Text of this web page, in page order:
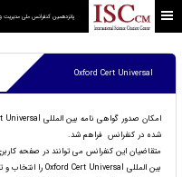
پانزدهمین کنفرانس ملی مدیریت
Oxford Cert Universal
شده در کنفرانس فراهم شد.
متقاضیان این کنفرانس می توانند در صفحه
بین المللی Oxford Cert Universal را انتخاب و تعرفه مربوطه را پرداخت کنند.